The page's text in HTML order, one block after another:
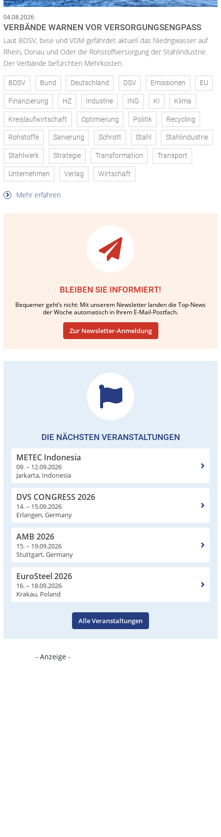
04.08.2026
VERBÄNDE WARNEN VOR VERSORGUNGSENGPASS
Laut BDSV, bvse und VDM gefährdet aktuell das Niedrigwasser auf
Rhein, Donau und Oder die Rohstoffversorgung der Stahlindustrie.
Der Verbände befürchten Mehrkosten.
BDSV Bund Deutschland DSV Emissionen EU
Finanzierung HZ Industrie ING KI Klima
Kreislaufwirtschaft Optimierung Politik Recycling
Rohstoffe Sanierung Schrott Stahl Stahlindustrie
Stahlwerk Strategie Transformation Transport
Unternehmen Verlag Wirtschaft
Mehr erfahren
BLEIBEN SIE INFORMIERT!
Bequemer geht’s nicht: Mit unserem Newsletter landen die Top-News
der Woche automatisch in Ihrem E-Mail-Postfach.
Zur Newsletter-Anmeldung
DIE NÄCHSTEN VERANSTALTUNGEN
METEC Indonesia
09. – 12.09.2026
Jarkarta, Indonesia
DVS CONGRESS 2026
14. – 15.09.2026
Erlangen, Germany
AMB 2026
15. – 19.09.2026
Stuttgart, Germany
EuroSteel 2026
16. – 18.09.2026
Krakau, Poland
Alle Veranstaltungen
- Anzeige -